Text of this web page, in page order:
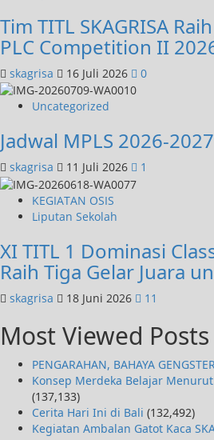
Tim TITL SKAGRISA
PLC Competition II
skagrisa 16 Juli 2026 0
Uncategorized
Jadwal MPLS 2026-2027
skagrisa 11 Juli 2026 1
KEGIATAN OSIS
Liputan Sekolah
XI TITL 1 Dominasi
Raih Tiga Gelar Juara
skagrisa 18 Juni 2026 11
Most Viewed Posts
PENGARAHAN, BAHAYA GENGSTER
Konsep Merdeka Belajar
(137,133)
Cerita Hari Ini di Bali (132,492)
Kegiatan Ambalan Gatot Kaca